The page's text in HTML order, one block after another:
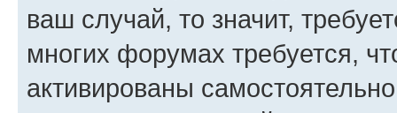
ваш случай, то значит,
многих форумах требуется,
активированы